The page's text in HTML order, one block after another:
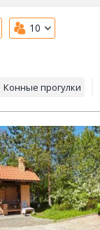
10
Конные прогулки